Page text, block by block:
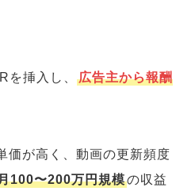
を挿入し、広告主から報酬
価が高く、動画の更新頻度
100〜200万円規模の収益